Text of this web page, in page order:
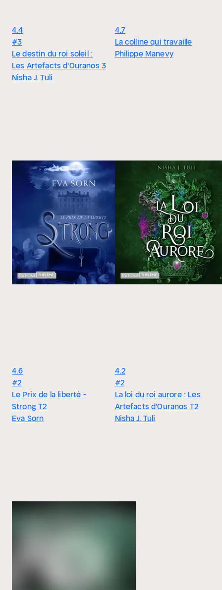
4.4
#3
Le destin du roi soleil :
Les Artefacts d'Ouranos 3
Nisha J. Tuli
4.7
La colline qui travaille
Philippe Manevy
4.6
#2
Le Prix de la liberté -
Strong T2
Eva Sorn
4.2
#2
La loi du roi aurore : Les
Artefacts d'Ouranos T2
Nisha J. Tuli